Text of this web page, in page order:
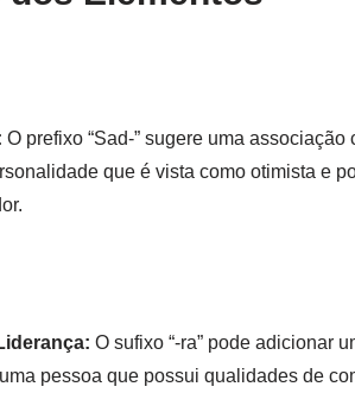
O prefixo “Sad-” sugere uma
que é vista como otimista e
O sufixo “-ra” pode adicionar
pessoa que possui qualidades de